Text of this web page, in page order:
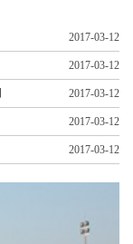
2017-03-12
2017-03-12
2017-03-12
2017-03-12
2017-03-12